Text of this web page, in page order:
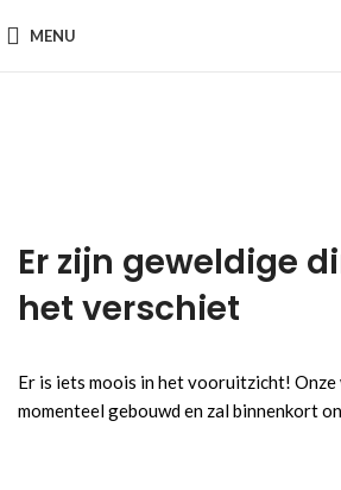
MENU
Er zijn geweldige
het verschiet
Er is iets moois in het vooruitzicht!
momenteel gebouwd en zal binnenkort